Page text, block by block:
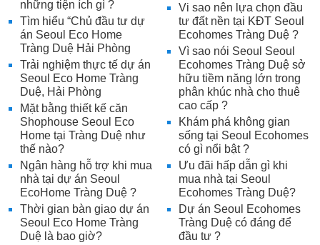
Vi sao nên lựa chọn đầu
tư đất nền tại KĐT Seoul
Ecohomes Tràng Duệ ?
Vì sao nói Seoul Seoul
Ecohomes Tràng Duệ sở
hữu tiềm năng lớn trong
phân khúc nhà cho thuê
cao cấp ?
Khám phá không gian
sống tại Seoul Ecohomes
có gì nổi bật ?
Ưu đãi hấp dẫn gì khi
mua nhà tại Seoul
Ecohomes Tràng Duệ?
Dự án Seoul Ecohomes
Tràng Duệ có đáng để
đầu tư ?
những tiện ích gì ?
Tìm hiểu “Chủ đầu tư dự
án Seoul Eco Home
Tràng Duệ Hải Phòng
Trải nghiệm thực tế dự án
Seoul Eco Home Tràng
Duệ, Hải Phòng
Mặt bằng thiết kế căn
Shophouse Seoul Eco
Home tại Tràng Duệ như
thế nào?
Ngân hàng hỗ trợ khi mua
nhà tại dự án Seoul
EcoHome Tràng Duệ ?
Thời gian bàn giao dự án
Seoul Eco Home Tràng
Duệ là bao giờ?